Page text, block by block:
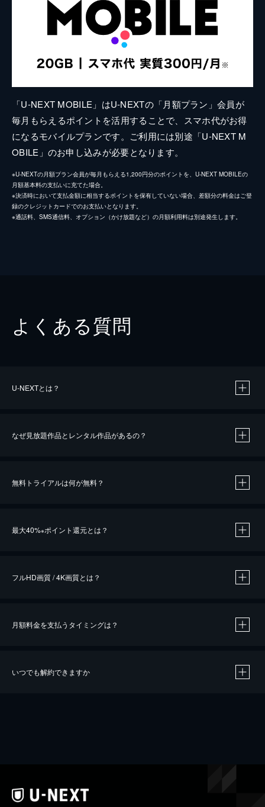
「U-NEXT MOBILE」はU-NEXTの「月額プラン」会員が
毎月もらえるポイントを活用することで、スマホ代がお得
になるモバイルプランです。ご利用には別途「U-NEXT M
OBILE」のお申し込みが必要となります。
※U-NEXTの月額プラン会員が毎月もらえる1,200円分のポイントを、U-NEXT MOBILEの
月額基本料の支払いに充てた場合。
※決済時において支払金額に相当するポイントを保有していない場合、差額分の料金はご登
録のクレジットカードでのお支払いとなります。
※通話料、SMS通信料、オプション（かけ放題など）の月額利用料は別途発生します。
よくある質問
U-NEXTとは？
なぜ見放題作品とレンタル作品があるの？
無料トライアルは何が無料？
最大40%※ポイント還元とは？
※40％ポイント還元の対象は、クレジットカード決済による作品の購入 / レンタルです。
iOSアプリのUコイン決済による作品の購入 / レンタルは、20％のポイント還元です。
フルHD画質 / 4K画質とは？
月額料金を支払うタイミングは？
いつでも解約できますか